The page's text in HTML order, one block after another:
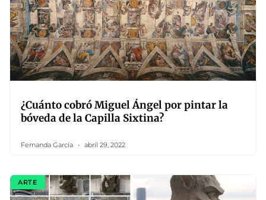
¿Cuánto cobró Miguel Ángel por pintar la
bóveda de la Capilla Sixtina?
Fernanda García abril 29, 2022
ARTE